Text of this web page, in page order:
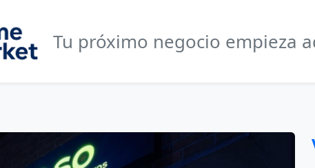
Tu próximo negocio empieza